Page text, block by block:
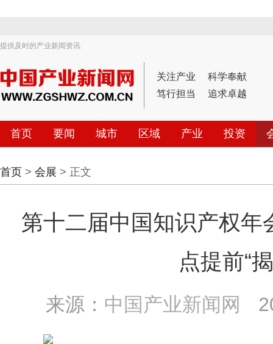
提供及时的产业新闻资讯
关注产业
科学奉献
笃行担当
追求卓越
首页 要闻 城市 区域 产业 投资
首页 > 会展 > 正文
第十二届中国知识产权年
点提前“
来源： 中国产业新闻网